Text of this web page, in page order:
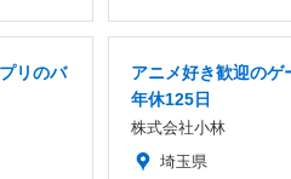
リのバ
アニメ好き歓迎のゲ
年休125日
株式会社小林
埼玉県